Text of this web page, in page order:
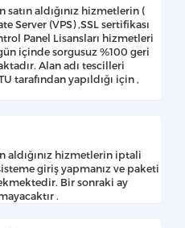
aldığınız hizmetlerin (
Server (VPS) ,SSL sertifikası
Panel Lisansları hizmetleri
içinde sorgusuz %100 geri
Alan adı tescilleri
tarafından yapıldığı için ,
aldığınız hizmetlerin iptali
giriş yapmanız ve paketi
Bir sonraki ay
.